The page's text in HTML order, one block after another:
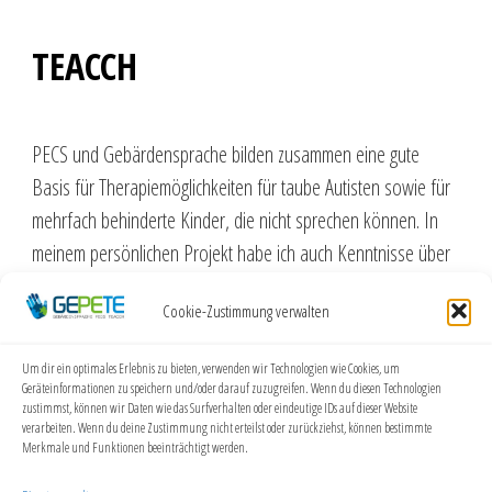
Cookie-Zustimmung verwalten
Um dir ein optimales Erlebnis zu bieten, verwenden wir Technologien wie Cookies, um
Geräteinformationen zu speichern und/oder darauf zuzugreifen. Wenn du diesen Technologien
zustimmst, können wir Daten wie das Surfverhalten oder eindeutige IDs auf dieser Website
verarbeiten. Wenn du deine Zustimmung nicht erteilst oder zurückziehst, können bestimmte
Merkmale und Funktionen beeinträchtigt werden.
TEACCH
PECS und Gebärdensprache bilden zusammen eine gute
Basis für Therapiemöglichkeiten für taube Autisten sowie für
mehrfach behinderte Kinder, die nicht sprechen können. In
meinem persönlichen Projekt habe ich auch Kenntnisse über
TEACCH erworben.
Weiterlesen …
PECS